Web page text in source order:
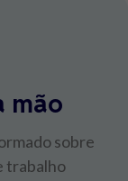
mão
sobre
trabalho